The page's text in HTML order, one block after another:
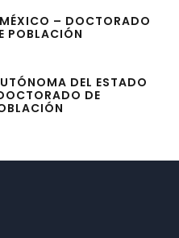
– DOCTORADO
POBLACIÓN
DEL ESTADO
DE